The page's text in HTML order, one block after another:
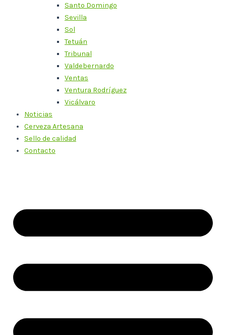
Santo Domingo
Sevilla
Sol
Tetuán
Tribunal
Valdebernardo
Ventas
Ventura Rodríguez
Vicálvaro
Noticias
Cerveza Artesana
Sello de calidad
Contacto